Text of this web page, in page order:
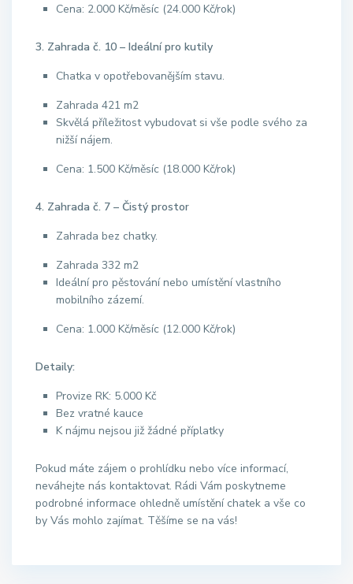
Cena: 2.000 Kč/měsíc (24.000 Kč/rok)
3. Zahrada č. 10 – Ideální pro kutily
Chatka v opotřebovanějším stavu.
Zahrada 421 m2
Skvělá příležitost vybudovat si vše podle svého za
nižší nájem.
Cena: 1.500 Kč/měsíc (18.000 Kč/rok)
4. Zahrada č. 7 – Čistý prostor
Zahrada bez chatky.
Zahrada 332 m2
Ideální pro pěstování nebo umístění vlastního
mobilního zázemí.
Cena: 1.000 Kč/měsíc (12.000 Kč/rok)
Detaily:
Provize RK: 5.000 Kč
Bez vratné kauce
K nájmu nejsou již žádné příplatky
Pokud máte zájem o prohlídku nebo více informací,
neváhejte nás kontaktovat. Rádi Vám poskytneme
podrobné informace ohledně umístění chatek a vše co
by Vás mohlo zajímat. Těšíme se na vás!